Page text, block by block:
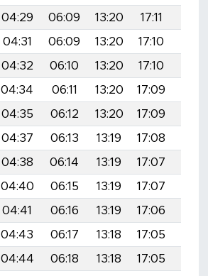
04:29 06:09 13:20 17:11
04:31 06:09 13:20 17:10
04:32 06:10 13:20 17:10
04:34 06:11 13:20 17:09
04:35 06:12 13:20 17:09
04:37 06:13 13:19 17:08
04:38 06:14 13:19 17:07
04:40 06:15 13:19 17:07
04:41 06:16 13:19 17:06
04:43 06:17 13:18 17:05
04:44 06:18 13:18 17:05